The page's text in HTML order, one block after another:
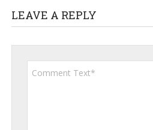
LEAVE A REPLY